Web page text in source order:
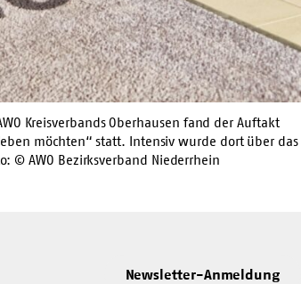
Kreisverbands Oberhausen fand der Auftakt
möchten“ statt. Intensiv wurde dort über das
© AWO Bezirksverband Niederrhein
Newsletter-Anmeldung